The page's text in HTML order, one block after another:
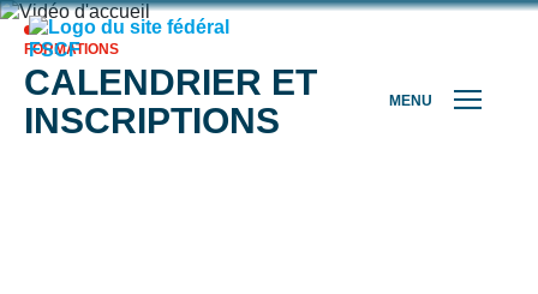
MENU
FORMATIONS
CALENDRIER ET
INSCRIPTIONS